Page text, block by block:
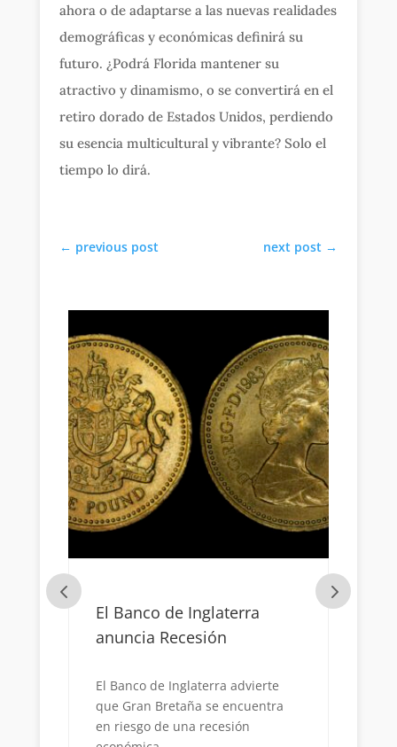
ahora o de adaptarse a las nuevas realidades
demográficas y económicas definirá su
futuro. ¿Podrá Florida mantener su
atractivo y dinamismo, o se convertirá en el
retiro dorado de Estados Unidos, perdiendo
su esencia multicultural y vibrante? Solo el
tiempo lo dirá.
← previous post next post →
El Banco de Inglaterra
anuncia Recesión
El Banco de Inglaterra advierte
que Gran Bretaña se encuentra
en riesgo de una recesión